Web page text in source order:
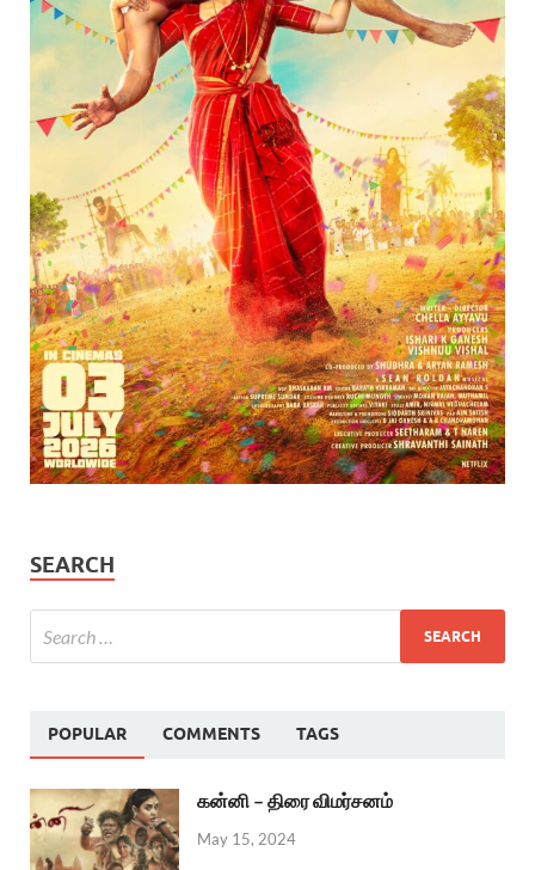
SEARCH
POPULAR COMMENTS TAGS
கன்னி – திரை விமர்சனம்
May 15, 2024